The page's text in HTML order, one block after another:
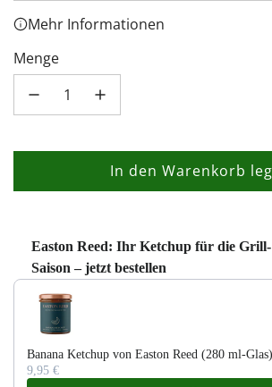
Mehr Informationen
Menge
In den Warenkorb
L
e
Easton Reed: Ihr Ketchup für die
Saison – jetzt bestellen
Use the Previous and Next buttons to
Banana Ketchup von Easton Reed (280 ml-Glas)
9,95 €